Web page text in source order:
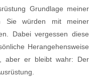
Grundlage meiner
Sie würden mit meiner
Dabei vergessen diese
Herangehensweise
aber er bleibt wahr: Der